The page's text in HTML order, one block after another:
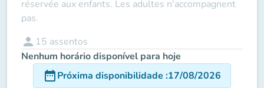
réservée aux enfants. Les adultes n'accompagnent
pas.
person 15 assentos
Nenhum horário disponível para hoje
date_rangePróxima disponibilidade :17/08/2026